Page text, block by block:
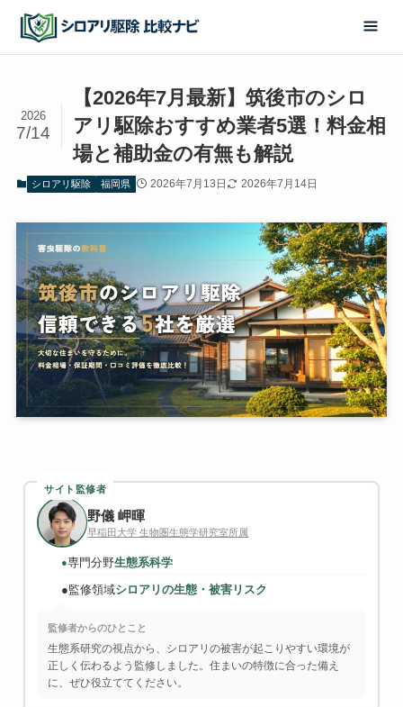
【2026年7月最新】筑後市のシロ
アリ駆除おすすめ業者5選！料金相
場と補助金の有無も解説
2026
7/14
シロアリ駆除 福岡県 2026年7月13日 2026年7月14日
サイト監修者
野儀 岬暉
早稲田大学 生物圏生態学研究室所属
●専門分野生態系科学
●監修領域シロアリの生態・被害リスク
監修者からのひとこと
生態系研究の視点から、シロアリの被害が起こりやすい環境が
正しく伝わるよう監修しました。住まいの特徴に合った備え
に、ぜひ役立ててください。